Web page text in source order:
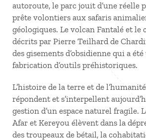
autoroute, le parc jouit d’une réelle
prête volontiers aux safaris
géologiques. Le volcan Fantalé et le
décrits par Pierre Teilhard de
des gisements d’obsidienne qui a
fabrication d’outils préhistoriques.
L’histoire de la terre et de
répondent et s’interpellent
gestion d’un espace naturel fragile.
Afar et Kereyou élèvent dans la
des troupeaux de bétail, la